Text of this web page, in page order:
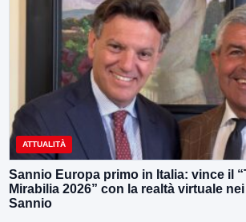
ATTUALITÀ
Sannio Europa primo in Italia: vince il
Mirabilia 2026” con la realtà virtuale
Sannio